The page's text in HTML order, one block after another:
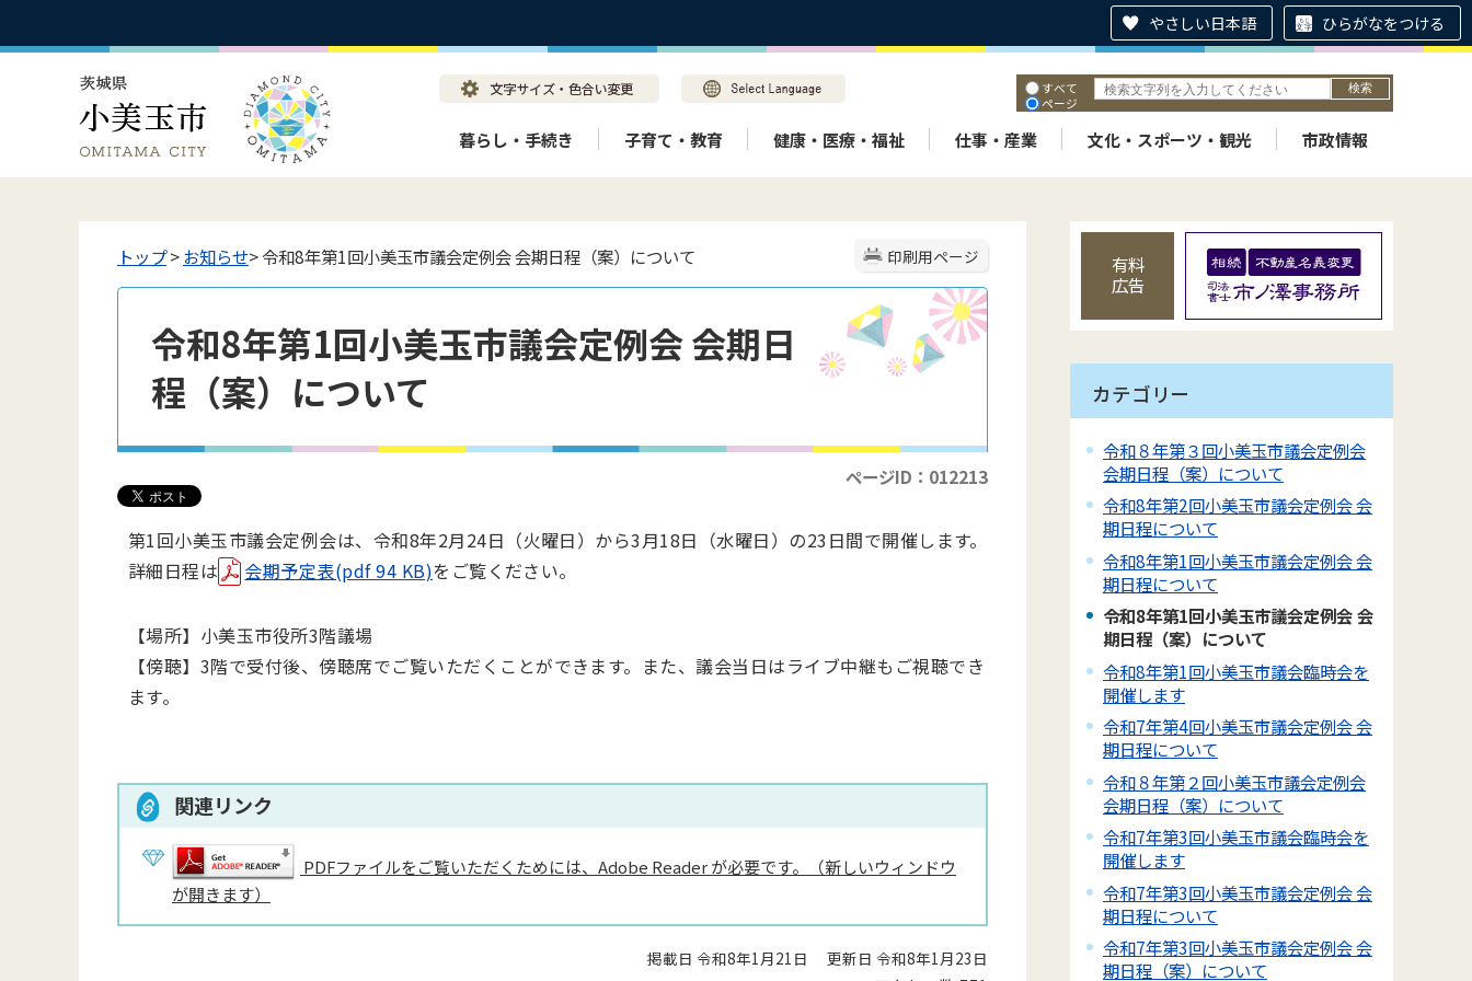
やさしい日本語 ひらがなをつける
すべて
ページ
暮らし・手続き 子育て・教育 健康・医療・福祉 仕事・産業 文化・スポーツ・観光 市政情報
印刷用ページ
トップ>お知らせ> 令和8年第1回小美玉市議会定例会 会期日程（案）について
令和8年第1回小美玉市議会定例会 会期日
程（案）について
ページID：012213
第1回小美玉市議会定例会は、令和8年2月24日（火曜日）から3月18日（水曜日）の23日間で開催します。
詳細日程は
会期予定表(pdf 94 KB)をご覧ください。
【場所】小美玉市役所3階議場
【傍聴】3階で受付後、傍聴席でご覧いただくことができます。 また、議会当日はライブ中継もご視聴でき
ます。
関連リンク
PDFファイルをご覧いただくためには、Adobe Reader が必要です。（新しいウィンドウ
が開きます）
掲載日 令和8年1月21日 更新日 令和8年1月23日
有料
広告
カテゴリー
令和８年第３回小美玉市議会定例会
会期日程（案）について
令和8年第2回小美玉市議会定例会 会
期日程について
令和8年第1回小美玉市議会定例会 会
期日程について
令和8年第1回小美玉市議会定例会 会
期日程（案）について
令和8年第1回小美玉市議会臨時会を
開催します
令和7年第4回小美玉市議会定例会 会
期日程について
令和８年第２回小美玉市議会定例会
会期日程（案）について
令和7年第3回小美玉市議会臨時会を
開催します
令和7年第3回小美玉市議会定例会 会
期日程について
令和7年第3回小美玉市議会定例会 会
期日程（案）について